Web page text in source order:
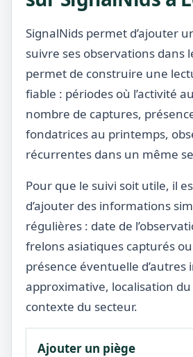
SignalNids permet d’ajouter
suivre ses observations dans
permet de construire une
fiable : périodes où l’activité
nombre de captures,
fondatrices au printemps,
récurrentes dans un même
Pour que le suivi soit utile, il
d’ajouter des informations
régulières : date de
frelons asiatiques capturés
présence éventuelle d’autres
approximative, localisation
contexte du secteur.
Ajouter un piège